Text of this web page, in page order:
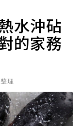
水沖砧
的家務
理